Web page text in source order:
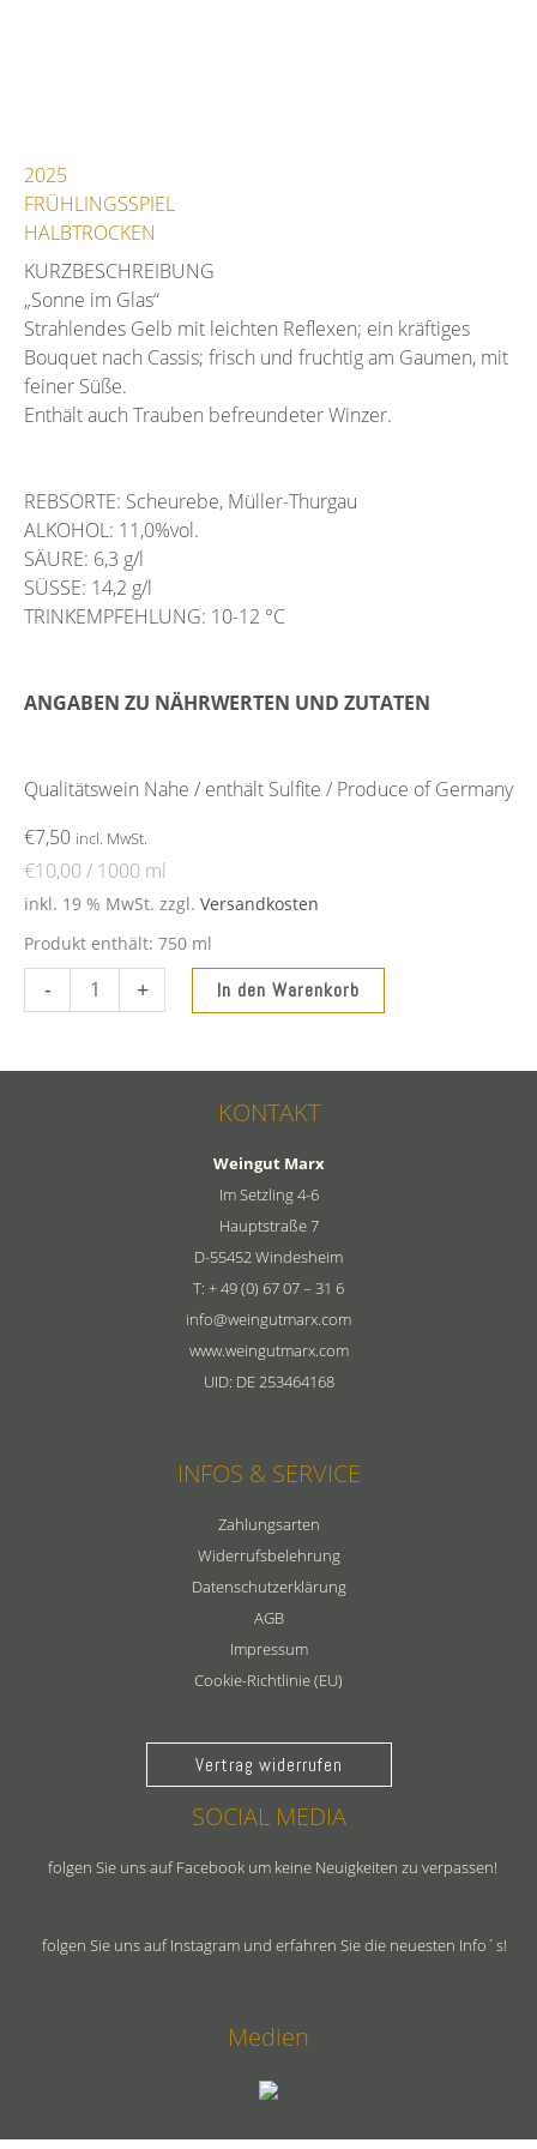
2025
FRÜHLINGSSPIEL
HALBTROCKEN
KURZBESCHREIBUNG
„Sonne im Glas“
Strahlendes Gelb mit leichten Reflexen; ein kräftiges
Bouquet nach Cassis; frisch und fruchtig am Gaumen, mit
feiner Süße.
Enthält auch Trauben befreundeter Winzer.
REBSORTE: Scheurebe, Müller-Thurgau
ALKOHOL: 11,0%vol.
SÄURE: 6,3 g/l
SÜSSE: 14,2 g/l
TRINKEMPFEHLUNG: 10-12 °C
ANGABEN ZU NÄHRWERTEN UND ZUTATEN
Qualitätswein Nahe / enthält Sulfite / Produce of Germany
€7,50 incl. MwSt.
€10,00 / 1000 ml
inkl. 19 % MwSt. zzgl. Versandkosten
Produkt enthält: 750 ml
-
Frühlingsspiel
Menge
+ In den Warenkorb
KONTAKT
Weingut Marx
Im Setzling 4-6
Hauptstraße 7
D-55452 Windesheim
T: + 49 (0) 67 07 – 31 6
info@weingutmarx.com
www.weingutmarx.com
UID: DE 253464168
INFOS & SERVICE
Zahlungsarten
Widerrufsbelehrung
Datenschutzerklärung
AGB
Impressum
Cookie-Richtlinie (EU)
Vertrag widerrufen
SOCIAL MEDIA
folgen Sie uns auf Facebook um keine Neuigkeiten zu verpassen!
folgen Sie uns auf Instagram und erfahren Sie die neuesten Info´s!
Medien